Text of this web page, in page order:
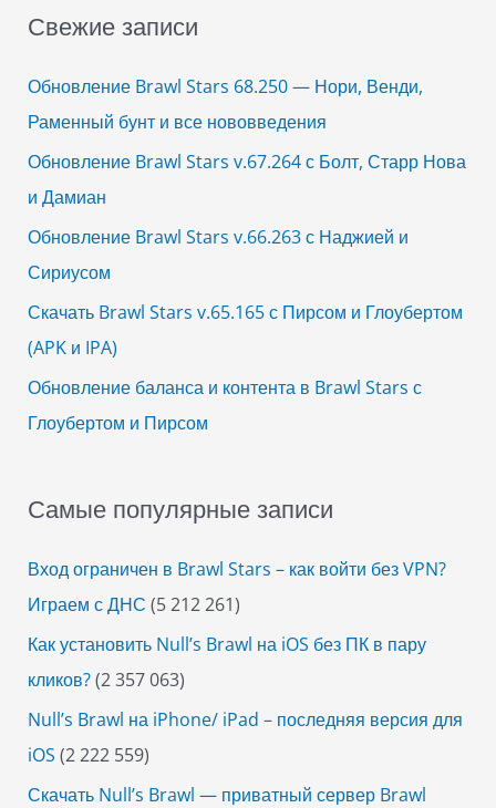
r
h
f
o
r
:
Свежие записи
Обновление Brawl Stars 68.250 — Нори, Венди,
Раменный бунт и все нововведения
Обновление Brawl Stars v.67.264 с Болт, Старр Нова
и Дамиан
Обновление Brawl Stars v.66.263 с Наджией и
Сириусом
Скачать Brawl Stars v.65.165 с Пирсом и Глоубертом
(APK и IPA)
Обновление баланса и контента в Brawl Stars с
Глоубертом и Пирсом
Самые популярные записи
Вход ограничен в Brawl Stars – как войти без VPN?
Играем с ДНС (5 212 261)
Как установить Null’s Brawl на iOS без ПК в пару
кликов?(2 357 063)
Null’s Brawl на iPhone/ iPad – последняя версия для
iOS (2 222 559)
Скачать Null’s Brawl — приватный сервер Brawl